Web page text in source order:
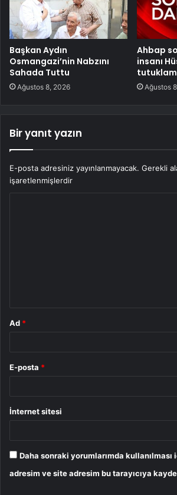
Başkan Aydın
Osmangazi’nin Nabzını
Sahada Tuttu
Ağustos 8, 2026
Ahbap
insanı
Ağustos
Bir yanıt yazın
E-posta adresiniz yayınlanmayacak. Gerekli
işaretlenmişlerdir
Ad *
E-posta *
İnternet sitesi
Daha sonraki yorumlarımda kullanılması
adresim ve site adresim bu tarayıcıya